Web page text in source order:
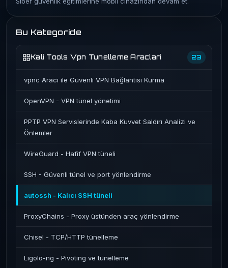
Bu Kategoride
Kali Tools Vpn Tunelleme Araclari 23
vpnc Aracı ile Güvenli VPN Bağlantısı Kurma
OpenVPN - VPN tünel yönetimi
PPTP VPN Servislerinde Kaba Kuvvet Saldırı Analizi ve
Önlemler
WireGuard - Hafif VPN tüneli
SSH - Güvenli tünel ve port yönlendirme
autossh - Kalıcı SSH tüneli
ProxyChains - Proxy üstünden araç yönlendirme
Chisel - TCP/HTTP tünelleme
Ligolo-ng - Pivoting ve tünelleme